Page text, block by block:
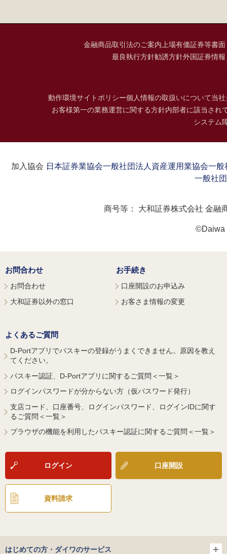
金融商品取引法のご案内 上場有価証券等書
最良執行方針勧誘方針外国証券情
動作環境サイトポリシー個人情報の取扱いについて当
お客様第一の業務運営に関する方針内部者に該当され
システム
加入協会：日本証券業協会一般社団法人資産運用業協会一般
一般社
商号等： 大和証券株式会社 金融
©Daiwa
お問合わせ
お問合わせ
大和証券以外の窓口
お手続き
口座開設のお申込み
お客さま情報の変更
よくあるご質問
D-Portアプリでパスキーの登録がうまくできません。原因を教え
てください。
パスキー認証、D-Portアプリに関するご質問＜一覧＞
ログインパスワードが分からない方（仮パスワード発行）
支店コード、口座番号、ログインパスワード、ログインIDに関す
るご質問＜一覧＞
ブラウザの機能を利用したパスキー認証に関するご質問＜一覧＞
ログイン 口座開設
資料請求
はじめての方・ダイワのサービス